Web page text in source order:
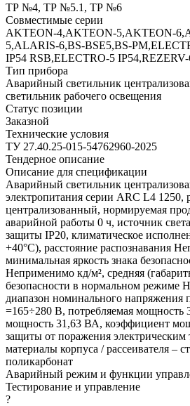
ТР №4, ТР №5.1, ТР №6
Совместимые серии
AKTEON-4,AKTEON-5,AKTEON-
5,ALARIS-6,BS-BSE5,BS-
IP54 RSB,ELECTRO-5 IP54,REZERV-
Тип прибора
Аварийный светильник
светильник рабочего освещения
Статус позиции
Заказной
Технические условия
ТУ 27.40.25-015-54762960-2025
Тендерное описание
Описание для спецификации
Аварийный светильник
электропитания серии ARC L4 1250,
централизованный, нормируемая
аварийной работы 0 ч, источник
защиты IP20, климатическое
+40°C), расстояние распознавания
минимальная яркость знака
Неприменимо кд/м², средняя
безопасности в нормальном режиме
диапазон номинального напряжения
=165÷280 В, потребляемая мощность
мощность 31,63 ВА, коэффициент
защиты от поражения
материалы корпуса / рассеивателя –
поликарбонат
Аварийный режим и функции
Тестирование и управление
?